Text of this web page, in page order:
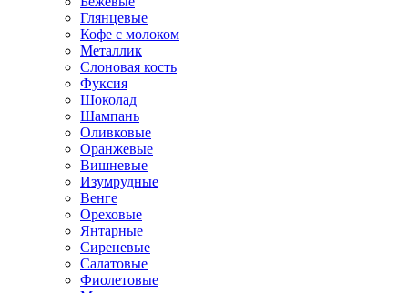
Глянцевые
Кофе с молоком
Металлик
Слоновая кость
Фуксия
Шоколад
Шампань
Оливковые
Оранжевые
Вишневые
Изумрудные
Венге
Ореховые
Янтарные
Сиреневые
Салатовые
Фиолетовые